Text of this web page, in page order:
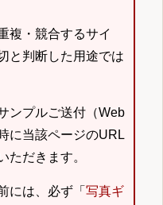
複・競合するサイ
と判断した用途では
ンプルご送付（Web
に当該ページのURL
ただきます。
には、必ず「 写真ギ